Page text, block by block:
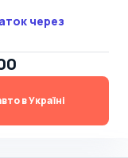
через
в Україні